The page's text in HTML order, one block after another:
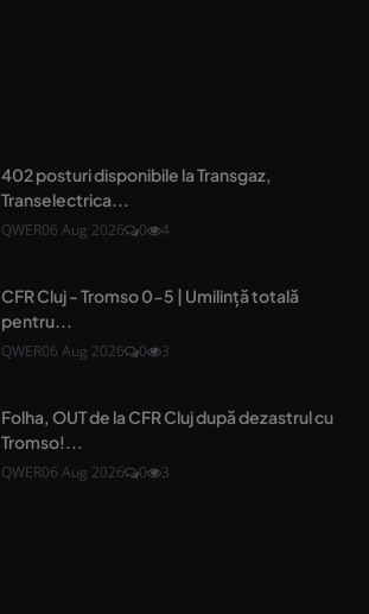
402 posturi disponibile la Transgaz,
Transelectrica...
QWER06 Aug 2026 0 4
CFR Cluj - Tromso 0-5 | Umilință totală
pentru...
QWER06 Aug 2026 0 3
Folha, OUT de la CFR Cluj după dezastrul cu
Tromso!...
QWER06 Aug 2026 0 3